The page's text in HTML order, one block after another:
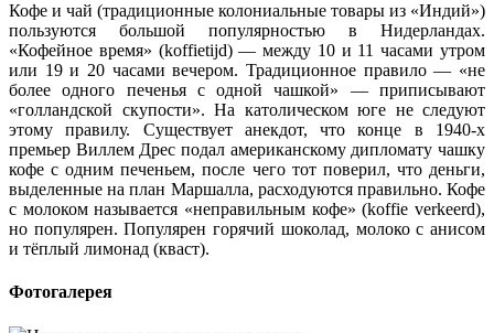
Кофе и чай (традиционные колониальные товары из «Индий»)
пользуются большой популярностью в Нидерландах.
«Кофейное время» (koffietijd) — между 10 и 11 часами утром
или 19 и 20 часами вечером. Традиционное правило — «не
более одного печенья с одной чашкой» — приписывают
«голландской скупости». На католическом юге не следуют
этому правилу. Существует анекдот, что конце в 1940-х
премьер Виллем Дрес подал американскому дипломату чашку
кофе с одним печеньем, после чего тот поверил, что деньги,
выделенные на план Маршалла, расходуются правильно. Кофе
с молоком называется «неправильным кофе» (koffie verkeerd),
но популярен. Популярен горячий шоколад, молоко с анисом
и тёплый лимонад (кваст).
Фотогалерея